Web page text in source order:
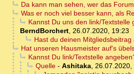
Da kann man sehen, wer das
Was er noch viel besser kann, als
Kannst Du uns den link/
BerndBorchert, 26.07.2020, 19:23
Hast du deinen
Hat unseren Hausmeister auf's
Kannst Du link/Textstelle
Quelle- Ashitaka, 26.07.2020,